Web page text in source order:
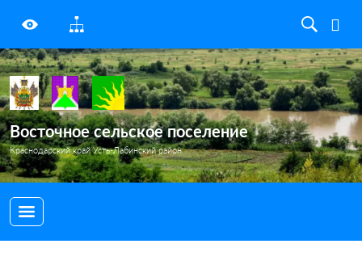
Восточное сельское поселение
Краснодарский край Усть-Лабинский район